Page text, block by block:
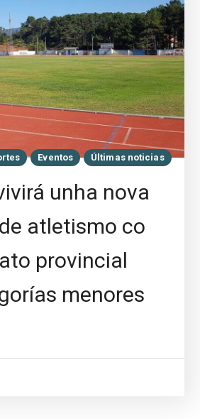
Eventos Últimas noticias
unha nova
atletismo co
provincial
menores